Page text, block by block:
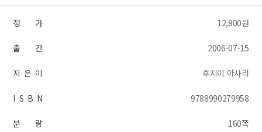
정 가 12,800원
출 간 2006-07-15
지 은 이 후지이 아사리
I S B N 9788990279958
분 량 160쪽